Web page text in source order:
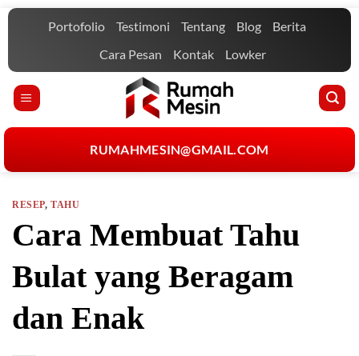
Skip
Portofolio Testimoni Tentang Blog
Berita
Cara Pesan
Kontak Lowker
RUMAHMESIN@GMAIL.COM
RESEP,TAHU
Cara Membuat Tahu
Bulat yang Beragam
dan Enak